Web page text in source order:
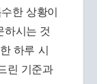
한 상황이
하시는 것
하루 시
린 기준과